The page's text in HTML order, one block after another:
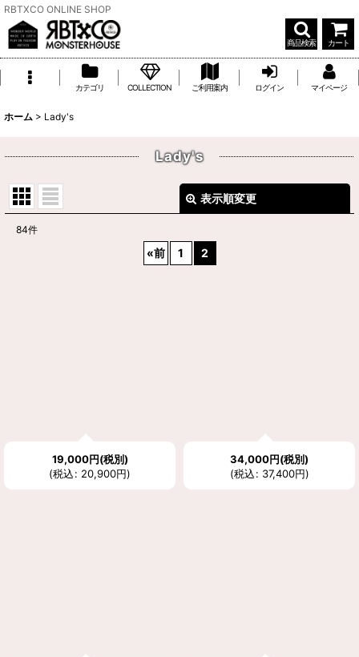
RBTXCO ONLINE SHOP
商品検索 カート
カテゴリ COLLECTION ご利用案内 ログイン マイページ
ホーム > Lady's
Lady's
表示順変更
84件
«前 1 2
19,000円(税別)
(税込: 20,900円)
34,000円(税別)
(税込: 37,400円)